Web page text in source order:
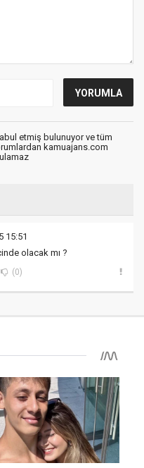
etmiş bulunuyor ve tüm
kamuajans.com
15:51
olacak mı ?
(0)